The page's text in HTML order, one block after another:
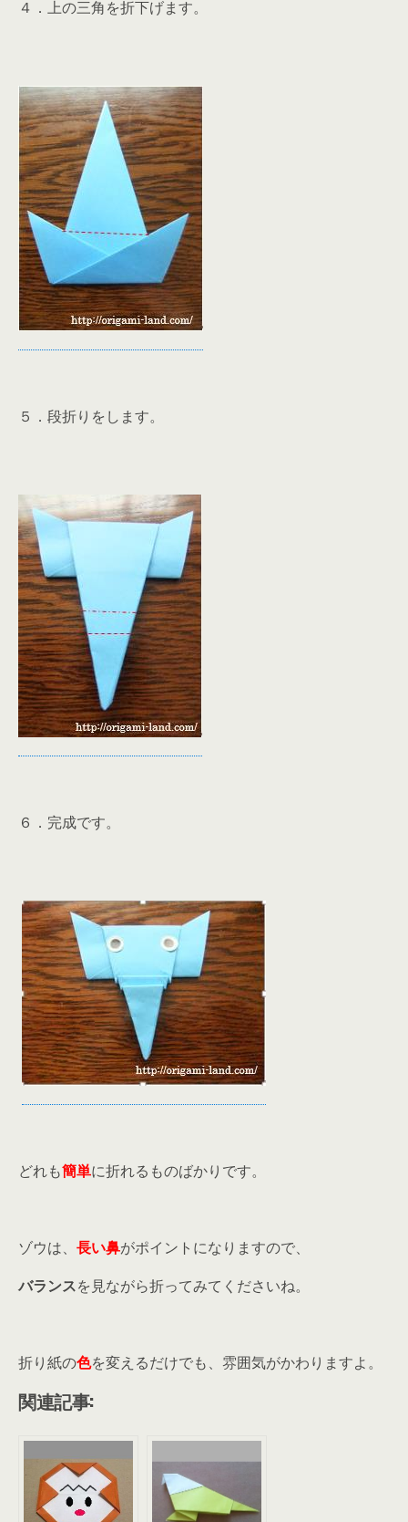
４．上の三角を折下げます。
５．段折りをします。
６．完成です。
どれも簡単に折れるものばかりです。
ゾウは、 長い鼻がポイントになりますので、
バランスを見ながら折ってみてくださいね。
折り紙の色を変えるだけでも、雰囲気がかわりますよ。
関連記事: